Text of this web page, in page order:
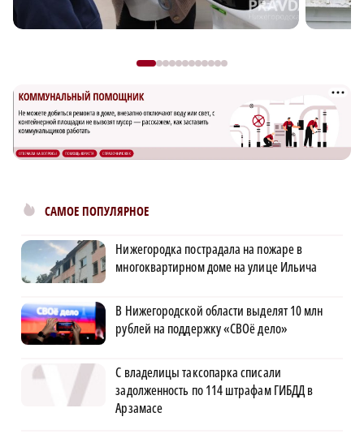
САМОЕ ПОПУЛЯРНОЕ
Нижегородка пострадала на пожаре в
многоквартирном доме на улице Ильича
В Нижегородской области выделят 10 млн
рублей на поддержку «СВОё дело»
С владелицы таксопарка списали
задолженность по 114 штрафам ГИБДД в
Арзамасе